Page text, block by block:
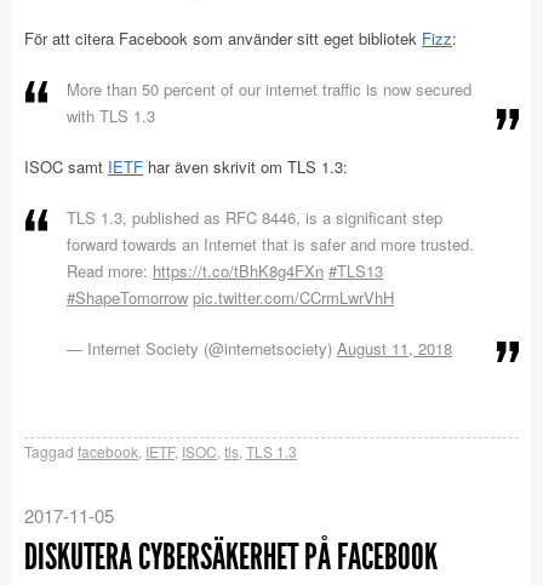
För att citera Facebook som använder sitt eget bibliotek Fizz:
More than 50 percent of our internet traffic is now secured
with TLS 1.3
ISOC samt IETF har även skrivit om TLS 1.3:
TLS 1.3, published as RFC 8446, is a significant step
forward towards an Internet that is safer and more trusted.
Read more: https://t.co/tBhK8g4FXn #TLS13
#ShapeTomorrow pic.twitter.com/CCrmLwrVhH
— Internet Society (@internetsociety) August 11, 2018
Taggad facebook IETF, ISOC tls TLS 1.3
2017-11-05
DISKUTERA CYBERSÄKERHET PÅ FACEBOOK